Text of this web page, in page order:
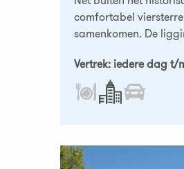
comfortabel
samenkomen. De
Vertrek: iedere dag t/